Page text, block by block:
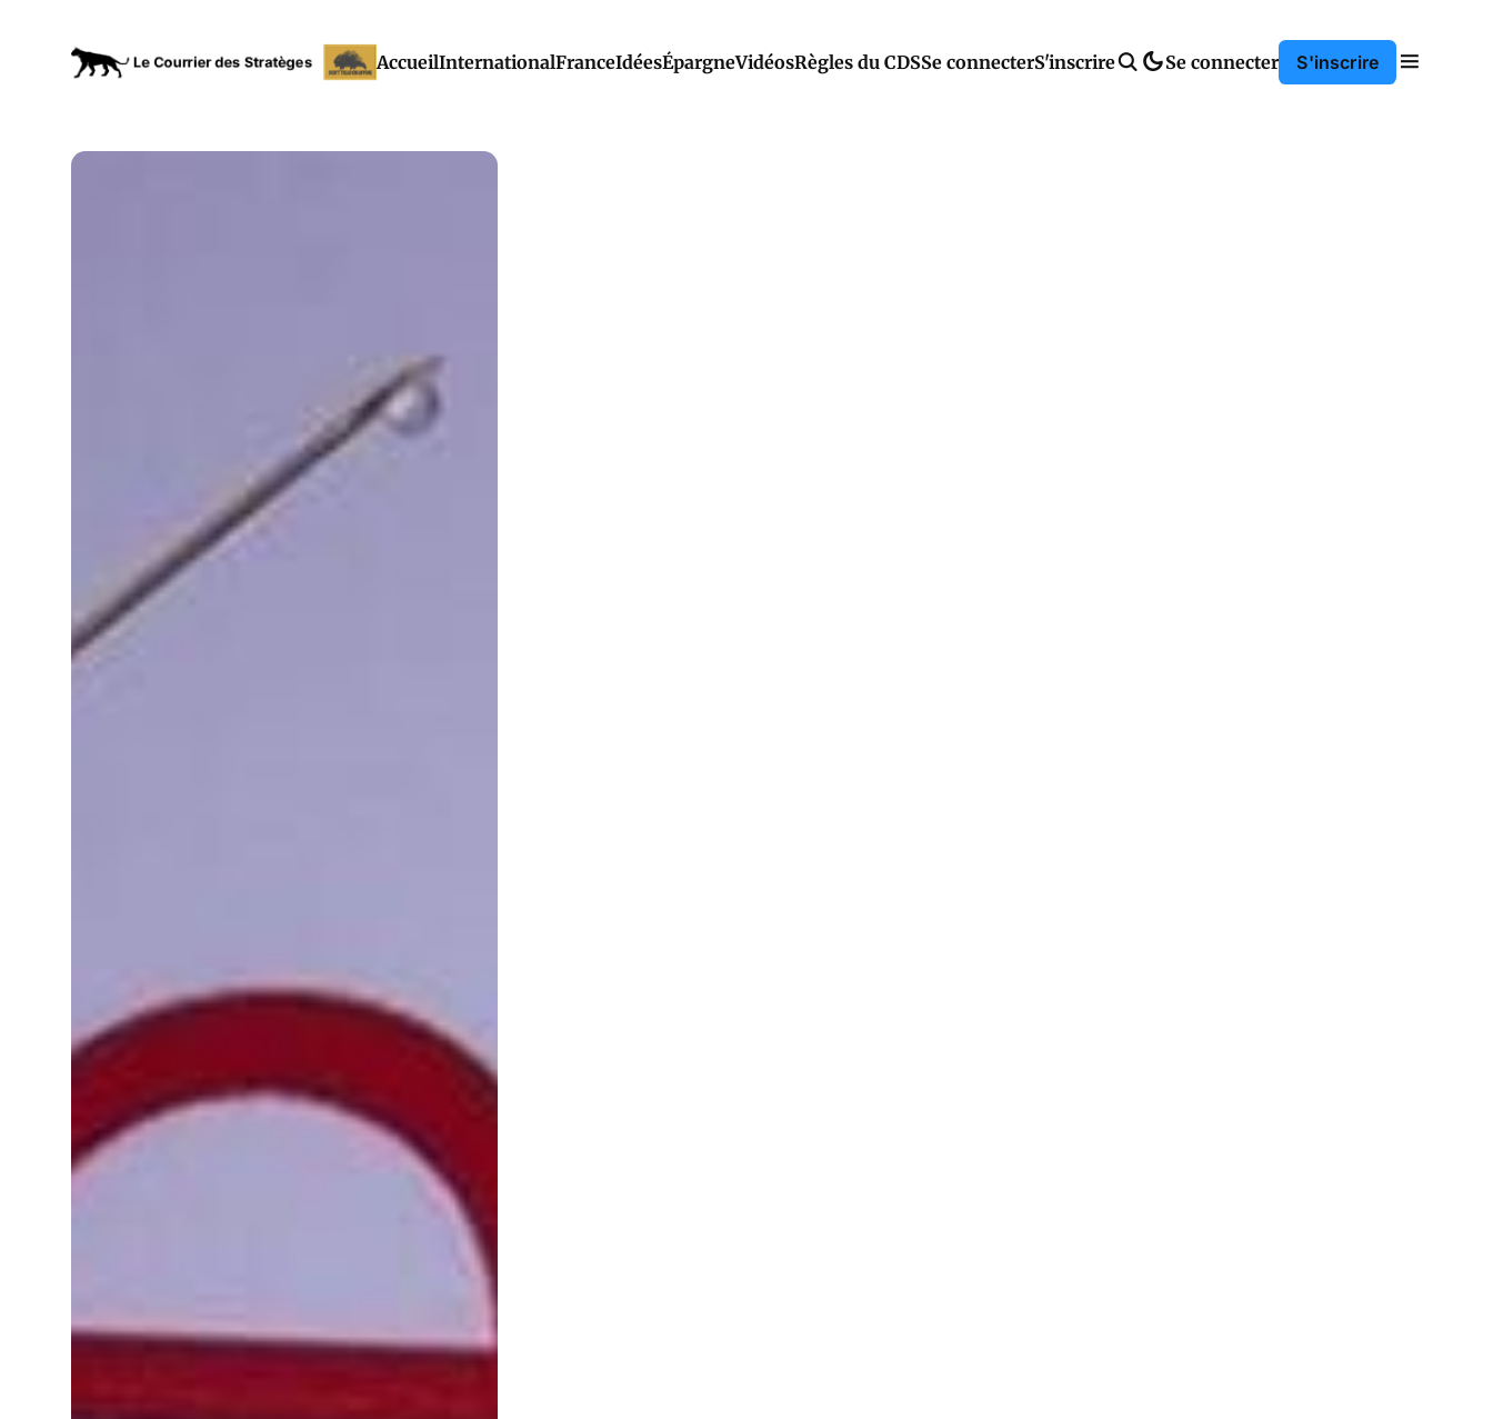
AccueilInternationalFranceIdéesÉpargneVidéosRègles du CDSSe connecterS'inscrire Se connecter S'inscrire